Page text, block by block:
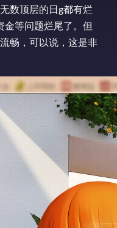
数顶层的日g都有烂
金等问题烂尾了。但
畅，可以说，这是非